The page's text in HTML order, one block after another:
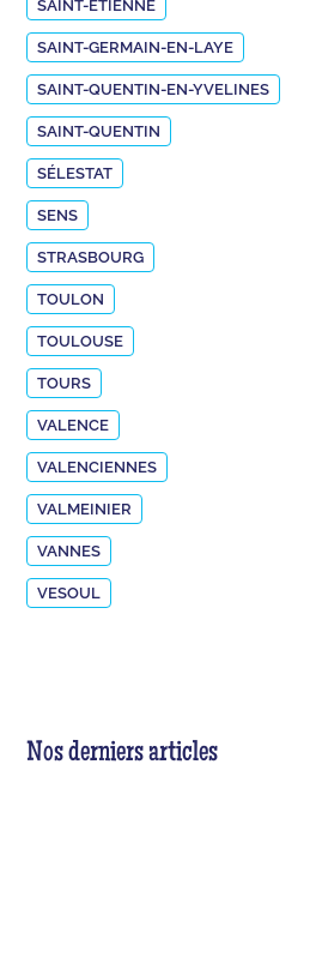
SAINT-ETIENNE
SAINT-GERMAIN-EN-LAYE
SAINT-QUENTIN-EN-YVELINES
SAINT-QUENTIN
SÉLESTAT
SENS
STRASBOURG
TOULON
TOULOUSE
TOURS
VALENCE
VALENCIENNES
VALMEINIER
VANNES
VESOUL
Nos derniers articles